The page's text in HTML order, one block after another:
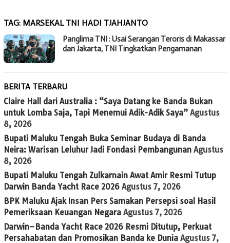
TAG: MARSEKAL TNI HADI TJAHJANTO
Panglima TNI : Usai Serangan Teroris di Makassar
dan Jakarta, TNI Tingkatkan Pengamanan
BERITA TERBARU
Claire Hall dari Australia : “Saya Datang ke Banda Bukan
untuk Lomba Saja, Tapi Menemui Adik-Adik Saya” Agustus
8, 2026
Bupati Maluku Tengah Buka Seminar Budaya di Banda
Neira: Warisan Leluhur Jadi Fondasi Pembangunan Agustus
8, 2026
Bupati Maluku Tengah Zulkarnain Awat Amir Resmi Tutup
Darwin Banda Yacht Race 2026 Agustus 7, 2026
BPK Maluku Ajak Insan Pers Samakan Persepsi soal Hasil
Pemeriksaan Keuangan Negara Agustus 7, 2026
Darwin–Banda Yacht Race 2026 Resmi Ditutup, Perkuat
Persahabatan dan Promosikan Banda ke Dunia Agustus 7,